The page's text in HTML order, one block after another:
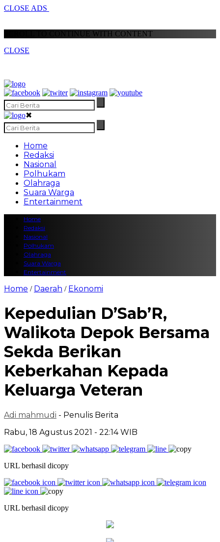
CLOSE ADS
SCROLL TO CONTINUE WITH CONTENT
CLOSE
✖
Home
Redaksi
Nasional
Polhukam
Olahraga
Suara Warga
Entertainment
Home
Redaksi
Nasional
Polhukam
Olahraga
Suara Warga
Entertainment
Home / Daerah / Ekonomi
Kepedulian D’Sab’R,
Walikota Depok Bersama
Sekda Berikan
Keberkahan Kepada
Keluarga Veteran
Adi mahmudi - Penulis Berita
Rabu, 18 Agustus 2021 - 22:14 WIB
URL berhasil dicopy
URL berhasil dicopy